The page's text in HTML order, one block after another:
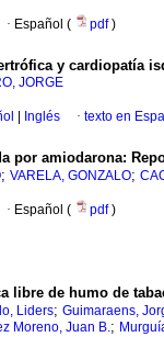
· Español ( pdf)
y cardiopatía
JORGE
Inglés · texto en
por amiodarona:
; VARELA, GONZALO;
· Español ( pdf)
libre de humo de
Liders; Guimaraens,
Moreno, Juan B.;